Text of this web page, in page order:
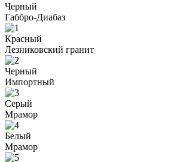
Черный
Габбро-Диабаз
Красный
Лезниковский гранит
Черный
Импортный
Серый
Мрамор
Белый
Мрамор